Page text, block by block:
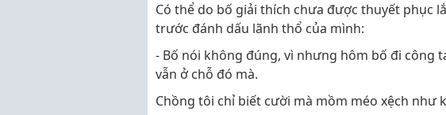
Có thể do bố giải thích chưa được thuyết phục
trước đánh dấu lãnh thổ của mình:
- Bố nói không đúng, vì nhưng hôm bố đi công
vẫn ở chỗ đó mà.
Chồng tôi chỉ biết cười mà mồm méo xệch như